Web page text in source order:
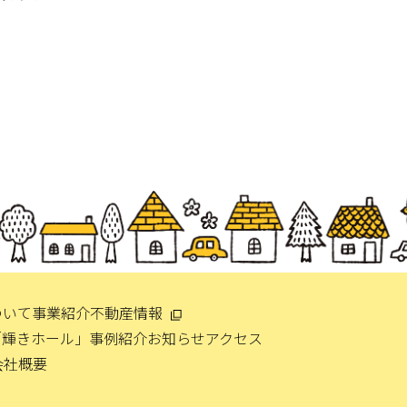
て事業紹介不動産情報
きホール」 事例紹介お知らせアクセス
社概要